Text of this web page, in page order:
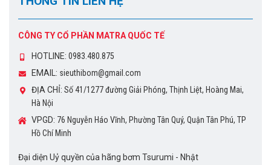
CÔNG TY CỔ PHẦN MATRA QUỐC TẾ
HOTLINE: 0983.480.875
EMAIL: sieuthibom@gmail.com
ĐỊA CHỈ: Số 41/1277 đường Giải Phóng, Thịnh Liệt, Hoàng Mai,
Hà Nội
VPGD: 76 Nguyễn Háo Vĩnh, Phường Tân Quý, Quận Tân Phú, TP
Hồ Chí Minh
Đại diện Uỷ quyền của hãng bơm Tsurumi - Nhật